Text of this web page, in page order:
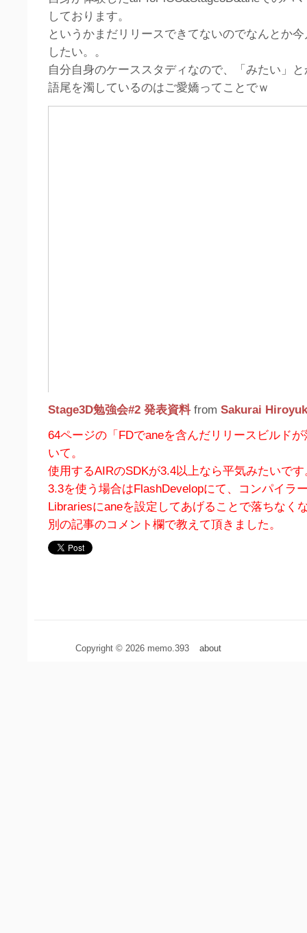
しております。
というかまだリリースできてないのでなんとか
したい。。
自分自身のケーススタディなので、「みたい」
語尾を濁しているのはご愛嬌ってことでｗ
Stage3D勉強会#2 発表資料 from Sakurai
64ページの「FDでaneを含んだリリースビルド
いて。
使用するAIRのSDKが3.4以上なら平気みたいです
3.3を使う場合はFlashDevelopにて、コンパイラ
Librariesにaneを設定してあげることで落ちなく
別の記事のコメント欄で教えて頂きました。
Copyright © 2026 memo.393 about